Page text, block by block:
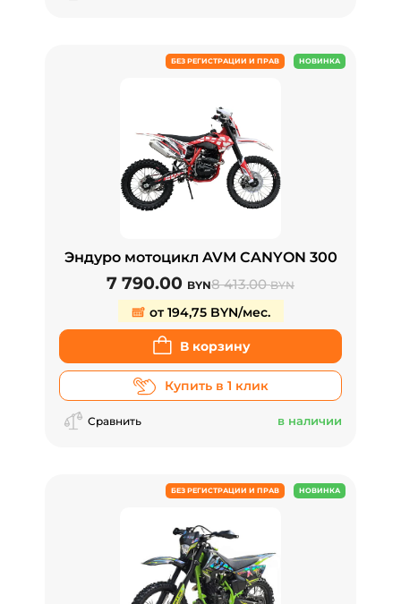
БЕЗ РЕГИСТРАЦИИ И ПРАВ НОВИНКА
Эндуро мотоцикл AVM CANYON 300
7 790.00 BYN8 413.00BYN
от 194,75 BYN/мес.
В корзину
Купить в 1 клик
Сравнить в наличии
БЕЗ РЕГИСТРАЦИИ И ПРАВ НОВИНКА